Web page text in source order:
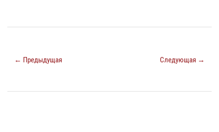
← Предыдущая Следующая →